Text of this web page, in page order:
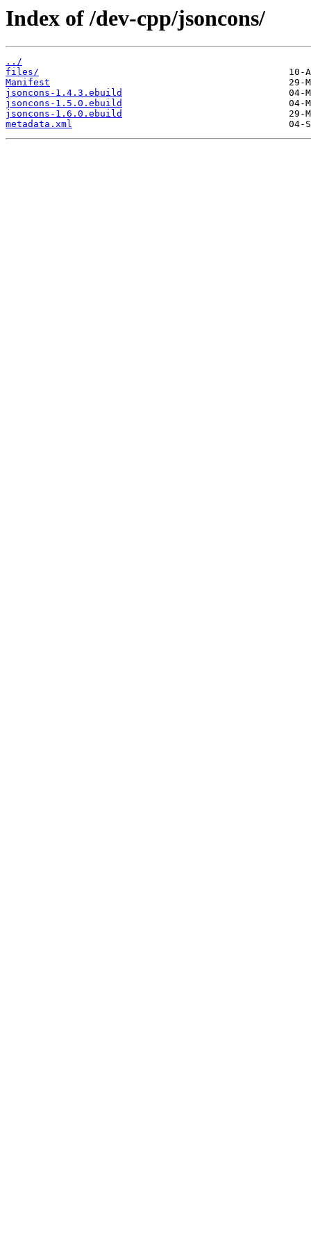
Index of /dev-cpp/jsoncons/
../
files/
Manifest
jsoncons-1.4.3.ebuild
jsoncons-1.5.0.ebuild
jsoncons-1.6.0.ebuild
metadata.xml